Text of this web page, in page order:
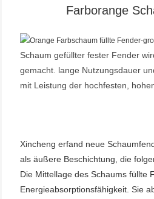
Farborange
Schaum gefüllter fester Fender
gemacht. lange Nutzungsdauer
mit Leistung der hochfesten,
Xincheng erfand neue
als äußere Beschichtung, die
Die Mittellage des Schaums füllte
Energieabsorptionsfähigkeit. Sie